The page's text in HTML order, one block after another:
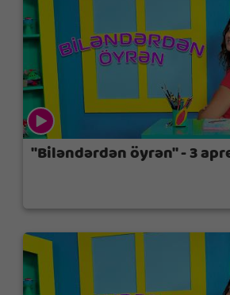
"Biləndərdən öyrən" - 3